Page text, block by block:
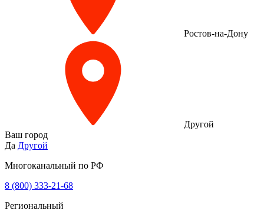
Ростов-на-Дону
Другой
Ваш город
Да Другой
Многоканальный по РФ
8 (800) 333‑21-68
Региональный